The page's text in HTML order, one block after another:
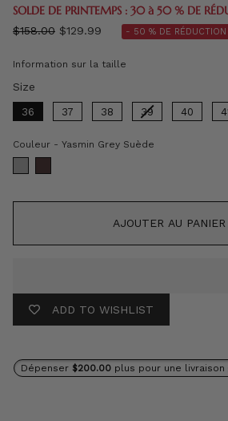
SOLDE DE PRINTEMPS : 30 à 50 % DE
régulier
$158.00 $129.99 - 50 % DE RÉDUCTION |
Information sur la taille
Size
36 37 38 39 40
Couleur - Yasmin Grey Suède
AJOUTER AU PANIER
ADD TO WISHLIST
Dépenser $200.00 plus pour une livraison